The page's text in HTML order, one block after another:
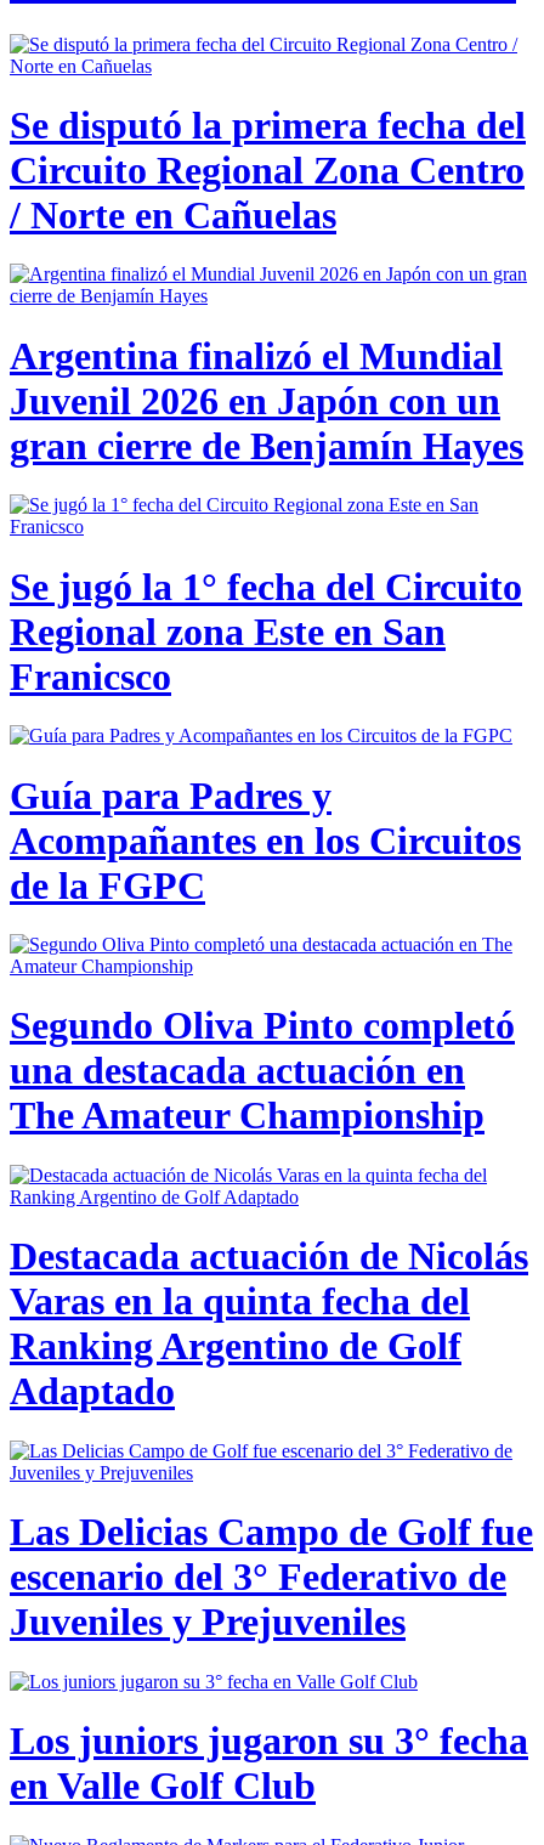
Se disputó la primera fecha del
Circuito Regional Zona Centro
/ Norte en Cañuelas
Argentina finalizó el Mundial
Juvenil 2026 en Japón con un
gran cierre de Benjamín Hayes
Se jugó la 1° fecha del Circuito
Regional zona Este en San
Franicsco
Guía para Padres y
Acompañantes en los Circuitos
de la FGPC
Segundo Oliva Pinto completó
una destacada actuación en
The Amateur Championship
Destacada actuación de Nicolás
Varas en la quinta fecha del
Ranking Argentino de Golf
Adaptado
Las Delicias Campo de Golf fue
escenario del 3° Federativo de
Juveniles y Prejuveniles
Los juniors jugaron su 3° fecha
en Valle Golf Club